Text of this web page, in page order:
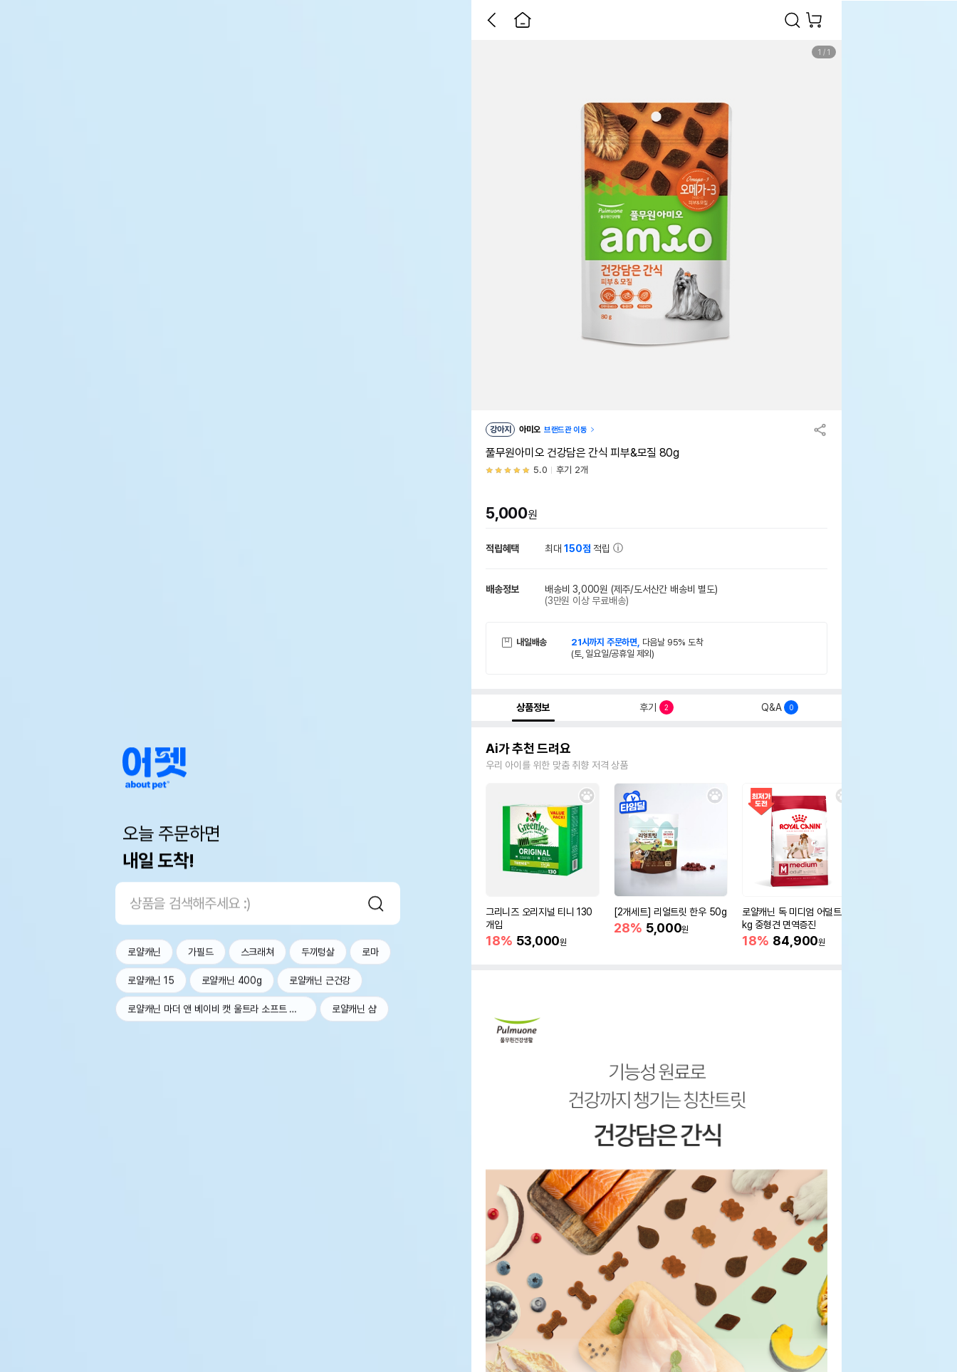
오늘 주문하면
내일 도착!
로얄캐닌 가필드 스크래쳐 두끼텅살 로마
로얄캐닌 15 로얄캐닌 400g 로얄캐닌 근건강
로얄캐닌 마더 앤 베이비 캣 울트라 소프트 무스 트레이 100g 로얄캐닌 샴
1 / 1
강아지 아미오 브랜드관 이동
풀무원아미오 건강담은 간식 피부&모질 80g
5.0 후기 2개
5,000원
적립혜택 최대150점 적립
배송정보 배송비 3,000원 (제주/도서산간 배송비 별도)
(3만원 이상 무료배송)
내일배송 21시까지 주문하면, 다음날 95% 도착
(토, 일요일/공휴일 제외)
상품정보 후기 2 Q&A 0
Ai가 추천 드려요
우리 아이를 위한 맞춤 취향 저격 상품
그리니즈 오리지널 티니 130
개입
18% 53,000원
[2개세트] 리얼트릿 한우 50g
28% 5,000원
로얄캐닌 독 미디엄 어덜트 10
kg 중형견 면역증진
18% 84,900원